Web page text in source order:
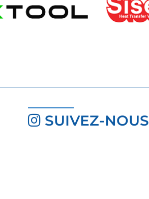
SUIVEZ-NOUS